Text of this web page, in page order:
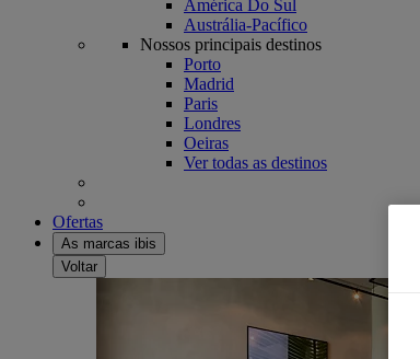
América Do Sul
Austrália-Pacífico
Nossos principais destinos
Porto
Madrid
Paris
Londres
Oeiras
Ver todas as destinos
Ofertas
As marcas ibis
Voltar